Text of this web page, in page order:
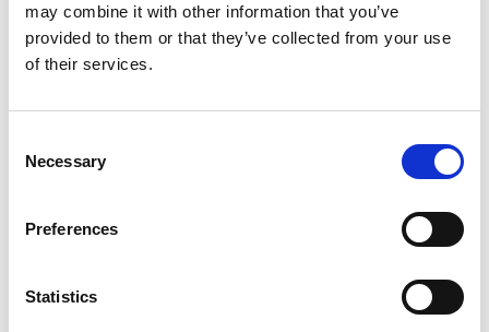
may combine it with other information that you’ve
provided to them or that they’ve collected from your use
of their services.
Selection
Necessary
Preferences
Statistics